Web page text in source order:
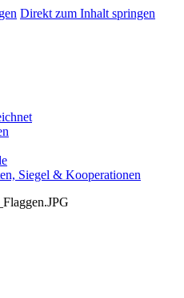
Direkt zum Inhalt springen
Siegel & Kooperationen